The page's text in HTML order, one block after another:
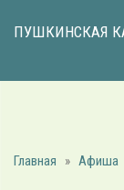
ПУШКИНСКАЯ
Главная » Афиша